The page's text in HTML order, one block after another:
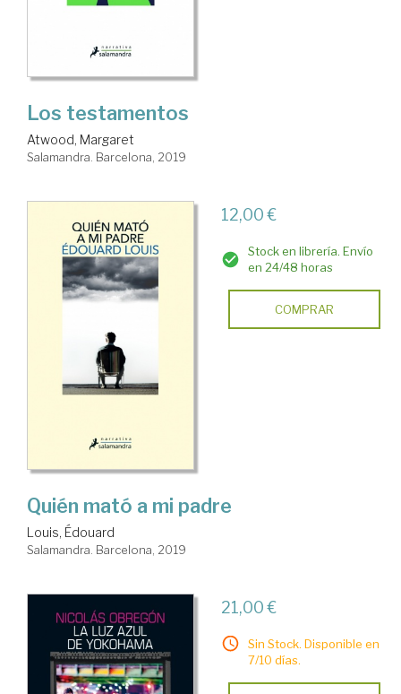
Los testamentos
Atwood, Margaret
Salamandra. Barcelona, 2019
12,00 €
Stock en librería. Envío
en 24/48 horas
COMPRAR
Quién mató a mi padre
Louis, Édouard
Salamandra. Barcelona, 2019
21,00 €
Sin Stock. Disponible en
7/10 días.